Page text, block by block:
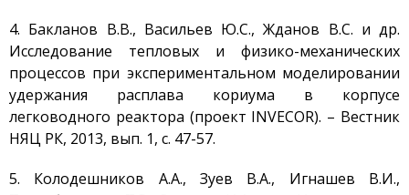
Установка ВИКА
Установка EAGLE
Стенд с плазменно-
Направления работ
4. Бакланов В.В., Васильев Ю.С., Жданов В.С. и др.
Исследование тепловых и физико-механических
процессов при экспериментальном моделировании
удержания расплава кориума в корпусе
легководного реактора (проект INVECOR). – Вестник
НЯЦ РК, 2013, вып. 1, с. 47-57.
5. Колодешников А.А., Зуев В.А., Игнашев В.И.,